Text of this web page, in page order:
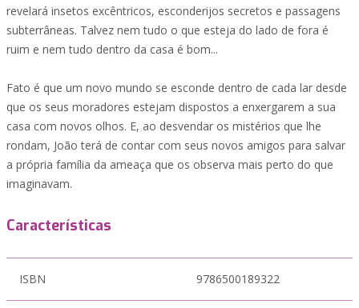
revelará insetos excêntricos, esconderijos secretos e passagens
subterrâneas. Talvez nem tudo o que esteja do lado de fora é
ruim e nem tudo dentro da casa é bom...
Fato é que um novo mundo se esconde dentro de cada lar desde
que os seus moradores estejam dispostos a enxergarem a sua
casa com novos olhos. E, ao desvendar os mistérios que lhe
rondam, João terá de contar com seus novos amigos para salvar
a própria família da ameaça que os observa mais perto do que
imaginavam.
Características
ISBN 9786500189322